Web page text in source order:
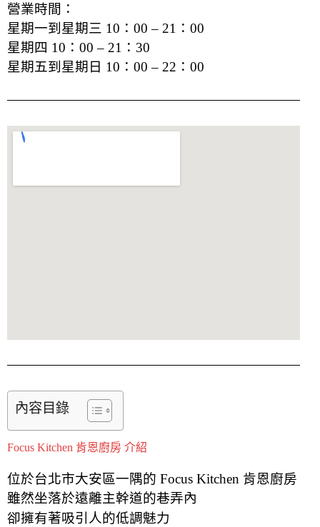
營業時間：
星期一到星期三 10：00 – 21：00
星期四 10：00 – 21：30
星期五到星期日 10：00 – 22：00
內容目錄
Focus Kitchen 肯恩廚房 介紹
位於台北市大安區一隅的 Focus Kitchen 肯恩廚房
雖然坐落於遠離主幹道的巷弄內
卻擁有著吸引人的低調魅力